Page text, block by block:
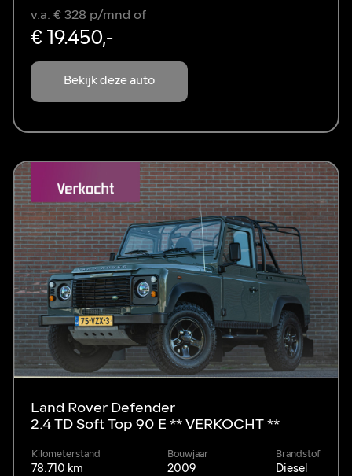
Bekijk deze auto
v.a. € 328 p/mnd of
€ 19.450,-
Land Rover Defender
2.4 TD Soft Top 90 E ** VERKOCHT **
Kilometerstand
78.710 km
Bouwjaar
2009
Brandstof
Diesel